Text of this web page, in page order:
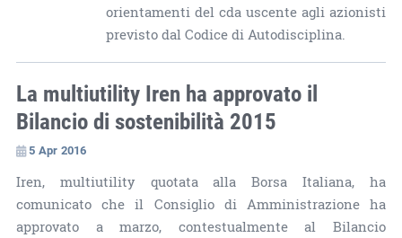
orientamenti del cda uscente agli azionisti
previsto dal Codice di Autodisciplina.
La multiutility Iren ha approvato il
Bilancio di sostenibilità 2015
5 Apr 2016
Iren, multiutility quotata alla Borsa Italiana, ha
comunicato che il Consiglio di Amministrazione ha
approvato a marzo, contestualmente al Bilancio